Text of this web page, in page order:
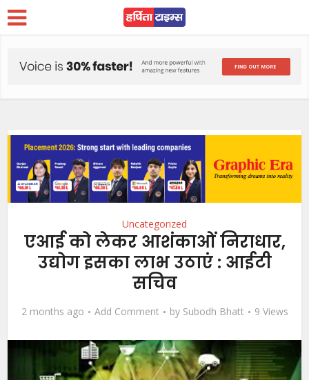
Uncategorized
एआई को लेकर आशंकाओं निराधार,
उद्योग इसका लाभ उठाएं : आईटी
सचिव
2 months ago Add Comment by Subodh Bhatt 9 Views